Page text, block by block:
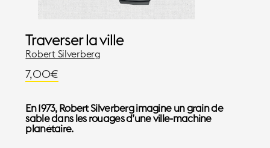
Traverser la ville
Robert Silverberg
7,00€
En 1973, Robert Silverberg imagine un grain de
sable dans les rouages d’une ville-machine
planétaire.